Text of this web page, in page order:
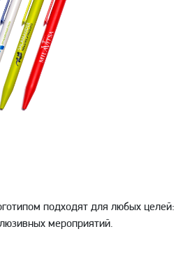
подходят для любых целей:
мероприятий.